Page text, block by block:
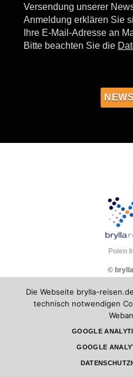
Versendung unserer
Anmeldung erklären Sie
Ihre E-Mail-Adresse an
Bitte beachten Sie die
Polen
©
Die Webseite brylla-
technisch notwendigen
GOOGLE
GOOGLE